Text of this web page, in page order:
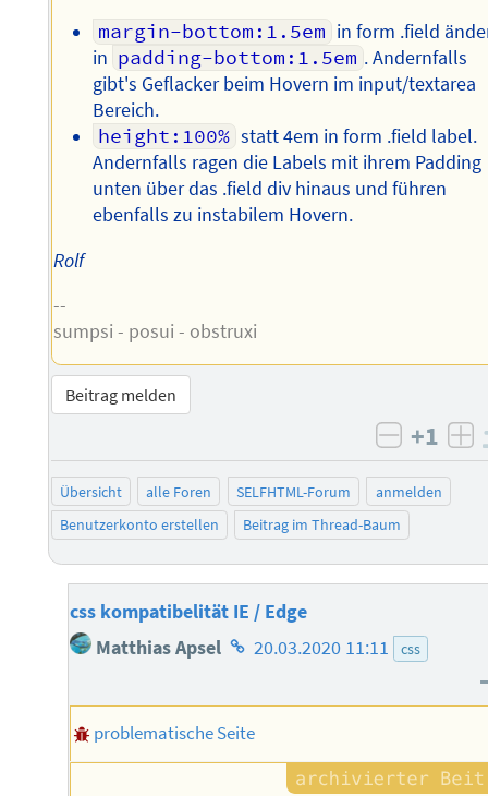
margin-bottom:1.5em in form .field
in padding-bottom:1.5em . Andernfalls
gibt's Geflacker beim Hovern im input/textarea
Bereich.
height:100% statt 4em in form .field label.
Andernfalls ragen die Labels mit ihrem Padding
unten über das .field div hinaus und führen
ebenfalls zu instabilem Hovern.
Rolf
--
sumpsi - posui - obstruxi
Beitrag melden
negativ
+1
Übersicht alle Foren SELFHTML-Forum
anmelden
Benutzerkonto erstellen
Beitrag im Thread-Baum
css kompatibelität IE / Edge
Matthias Apsel Homepage
Autors
20.03.2020 11:11 css
problematische Seite